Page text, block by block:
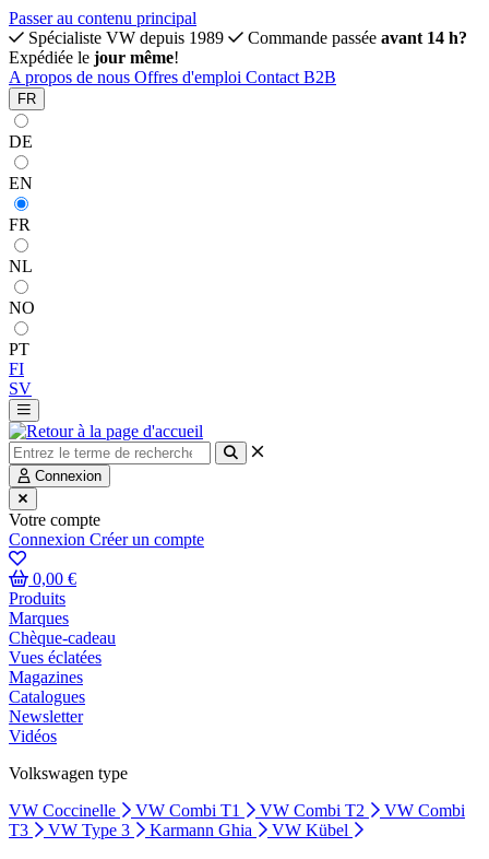
Passer au contenu principal
Spécialiste VW depuis 1989
Commande passée avant 14 h?
Expédiée le jour même!
A propos de nous Offres d'emploi Contact B2B
FR
DE
EN
FR
NL
NO
PT
FI
SV
Connexion
Votre compte
Connexion Créer un compte
0,00 €
Produits
Marques
Chèque-cadeau
Vues éclatées
Magazines
Catalogues
Newsletter
Vidéos
Volkswagen type
VW Coccinelle
VW Combi T1 VW Combi T2
VW Combi
T3
VW Type 3 Karmann Ghia VW Kübel